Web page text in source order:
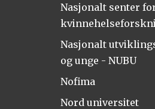
Nasjonalt senter
Nasjonalt
og unge - NUBU
Nofima
Nord universitet